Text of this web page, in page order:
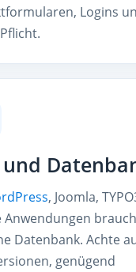
Logins
und
, Joomla,
Anwendungen
Datenbank. Achte
genügend